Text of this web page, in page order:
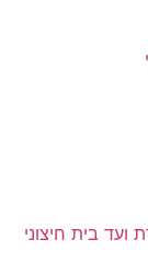
בית חיצוני